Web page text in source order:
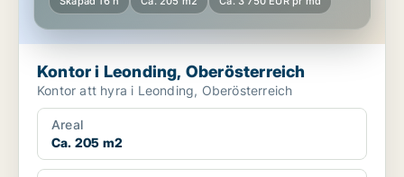
Kontor i Leonding, Oberösterreich
Kontor att hyra i Leonding, Oberösterreich
Areal
Ca. 205 m2